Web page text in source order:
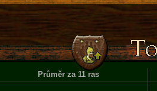
Průměr za 11 ras